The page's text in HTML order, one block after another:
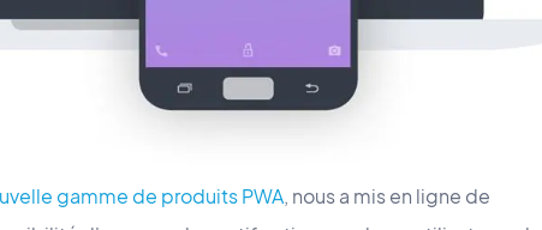
gamme de produits PWA, nous a mis en ligne de